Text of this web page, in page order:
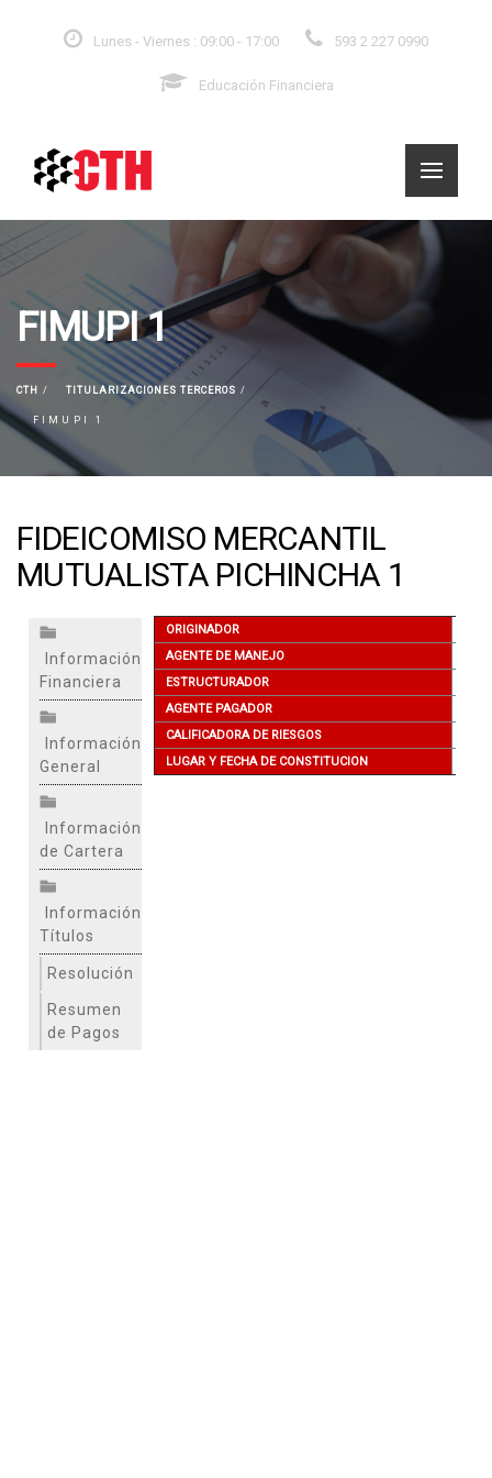
Lunes - Viernes : 09:00 - 17:00 593 2 227 0990
Educación Financiera
FIMUPI 1
CTH TITULARIZACIONES TERCEROS
FIMUPI 1
FIDEICOMISO MERCANTIL
MUTUALISTA PICHINCHA 1